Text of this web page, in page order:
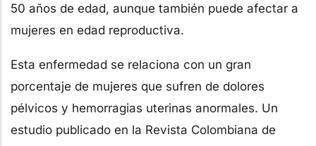
50 años de edad, aunque también puede afectar a
mujeres en edad reproductiva.
Esta enfermedad se relaciona con un gran
porcentaje de mujeres que sufren de dolores
pélvicos y hemorragias uterinas anormales. Un
estudio publicado en la Revista Colombiana de